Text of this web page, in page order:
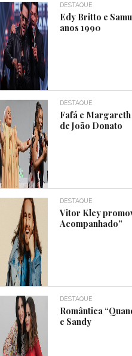
DESTAQUE
Edy Britto e
anos 1990
DESTAQUE
Fafá e
de João Donato
DESTAQUE
Vitor Kley
Acompanhado”
DESTAQUE
Romântica
e Sandy